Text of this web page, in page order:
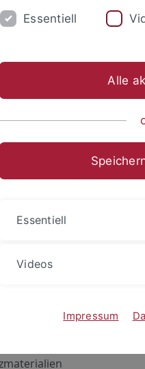
um sich anzumelden:
Netzwerk
Essentiell
Alle
Essentiell
Videos
Impressum